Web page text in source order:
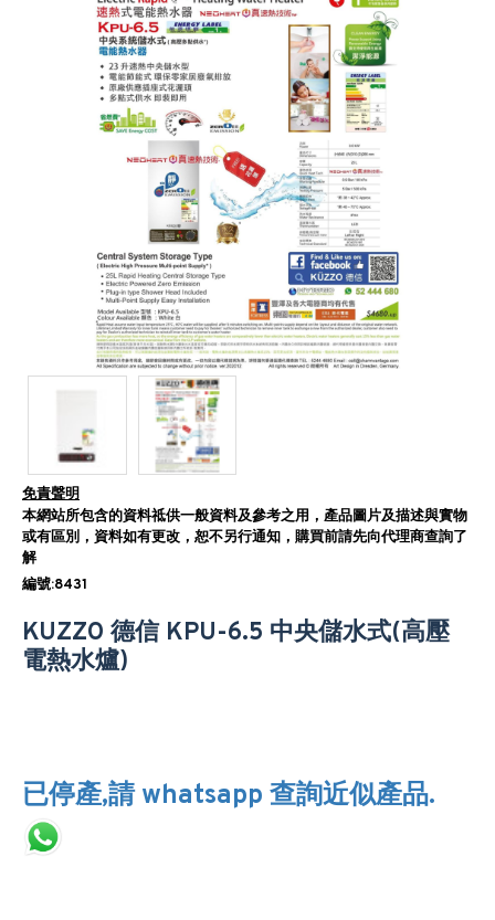
免責聲明
本網站所包含的資料祗供一般資料及參考之用，產品圖片及描述與實物
或有區別，資料如有更改，恕不另行通知，購買前請先向代理商查詢了
解
編號:8431
KUZZO 德信 KPU-6.5 中央儲水式(高壓
電熱水爐)
已停產,請 whatsapp 查詢近似產品.